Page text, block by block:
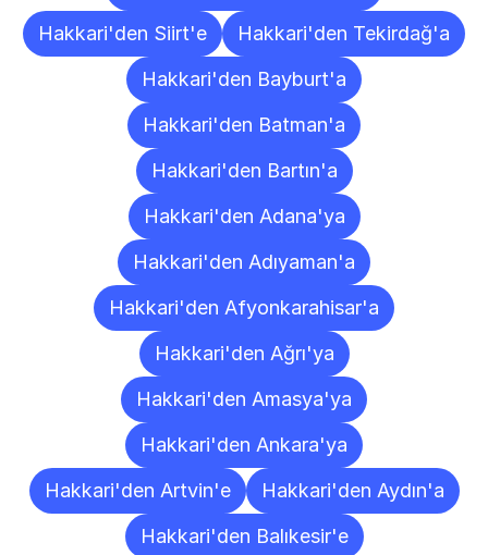
Hakkari'den Siirt'e
Hakkari'den Tekirdağ'a
Hakkari'den Bayburt'a
Hakkari'den Batman'a
Hakkari'den Bartın'a
Hakkari'den Adana'ya
Hakkari'den Adıyaman'a
Hakkari'den Afyonkarahisar'a
Hakkari'den Ağrı'ya
Hakkari'den Amasya'ya
Hakkari'den Ankara'ya
Hakkari'den Artvin'e
Hakkari'den Aydın'a
Hakkari'den Balıkesir'e